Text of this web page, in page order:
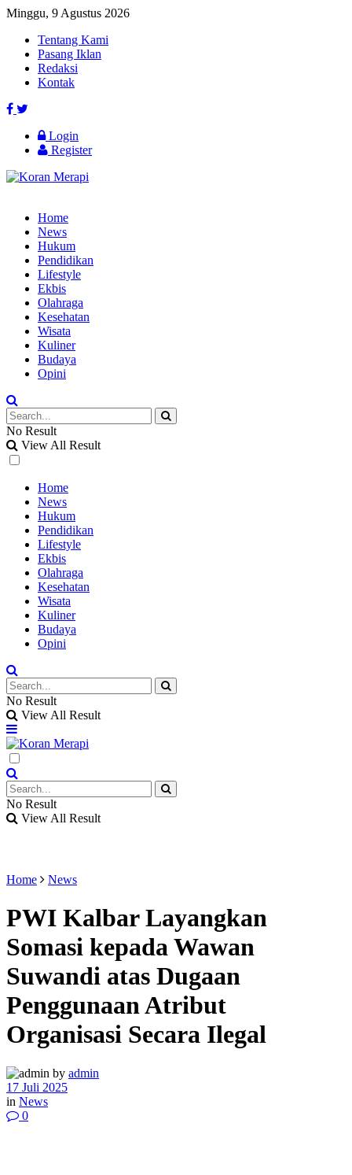
Minggu, 9 Agustus 2026
Tentang Kami
Pasang Iklan
Redaksi
Kontak
Login
Register
Home
News
Hukum
Pendidikan
Lifestyle
Ekbis
Olahraga
Kesehatan
Wisata
Kuliner
Budaya
Opini
No Result
View All Result
Home
News
Hukum
Pendidikan
Lifestyle
Ekbis
Olahraga
Kesehatan
Wisata
Kuliner
Budaya
Opini
No Result
View All Result
No Result
View All Result
Home News
PWI Kalbar Layangkan
Somasi kepada Wawan
Suwandi atas Dugaan
Penggunaan Atribut
Organisasi Secara Ilegal
by admin
17 Juli 2025
in News
0